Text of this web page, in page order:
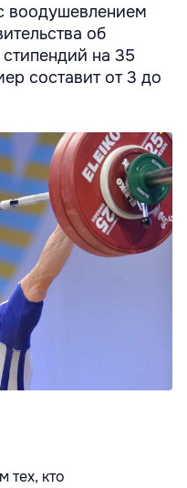
воодушевлением
об
на 35
составит от 3 до
тех, кто